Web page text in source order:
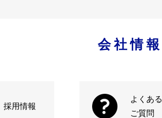
会社情報
採用情報
よくある
ご質問